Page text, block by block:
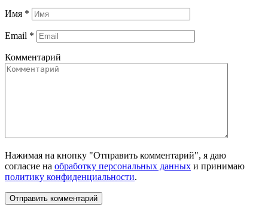
Имя *
Email *
Комментарий
Нажимая на кнопку "Отправить комментарий", я даю
согласие на обработку персональных данных и принимаю
политику конфиденциальности.